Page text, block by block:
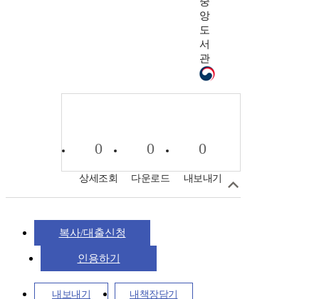
앙
도
서
관
0
상세조회
0
다운로드
0
내보내기
복사/대출신청
인용하기
내보내기 내책장담기